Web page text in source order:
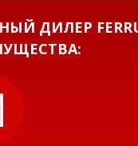
ДИЛЕР